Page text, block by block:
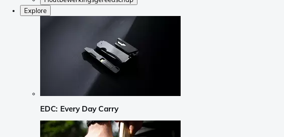
Explore
EDC: Every Day Carry